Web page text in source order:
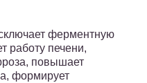
ферментную
работу печени,
повышает
формирует